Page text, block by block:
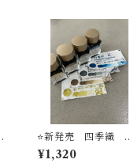
⭐️新発売 四季織
年筆インク 野山の
シリーズ セーラー
¥1,320